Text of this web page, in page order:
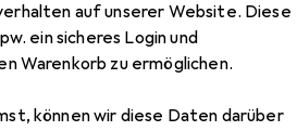
auf unserer Website. Diese
ein sicheres Login und
Warenkorb zu ermöglichen.
können wir diese Daten darüber
Kochtopf, Edelstahl, 16 x 10.50 cm
Kochtopf-